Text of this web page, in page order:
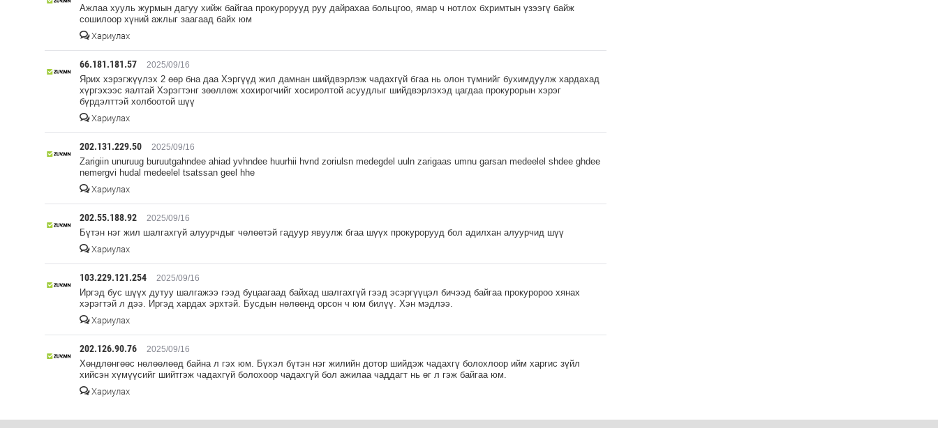
Ажлаа хууль журмын дагуу хийж байгаа прокурорууд руу дайрахаа больцгоо, ямар ч нотлох бхримтын үзээгү байж
сошилоор хүний ажлыг заагаад байх юм
Хариулах
66.181.181.57 2025/09/16
Ярих хэрэгжүүлэх 2 өөр бна даа Хэргүүд жил дамнан шийдвэрлэж чадахгүй бгаа нь олон түмнийг бухимдуулж хардахад
хүргэхээс яалтай Хэрэгтэнг зөөллөж хохирогчийг хосиролтой асуудлыг шийдвэрлэхэд цагдаа прокурорын хэрэг
бүрдэлттэй холбоотой шүү
Хариулах
202.131.229.50 2025/09/16
Zarigiin unuruug buruutgahndee ahiad yvhndee huurhii hvnd zoriulsn medegdel uuln zarigaas umnu garsan medeelel shdee ghdee
nemergvi hudal medeelel tsatssan geel hhe
Хариулах
202.55.188.92 2025/09/16
Бүтэн нэг жил шалгахгүй алуурчдыг чөлөөтэй гадуур явуулж бгаа шүүх прокурорууд бол адилхан алуурчид шүү
Хариулах
103.229.121.254 2025/09/16
Иргэд бус шүүх дутуу шалгажээ гээд буцаагаад байхад шалгахгүй гээд эсэргүүцэл бичээд байгаа прокуророо хянах
хэрэгтэй л дээ. Иргэд хардах эрхтэй. Бусдын нөлөөнд орсон ч юм билүү. Хэн мэдлээ.
Хариулах
202.126.90.76 2025/09/16
Хөндлөнгөөс нөлөөлөөд байна л гэх юм. Бүхэл бүтэн нэг жилийн дотор шийдэж чадахгү болохлоор ийм харгис зүйл
хийсэн хүмүүсийг шийтгэж чадахгүй болохоор чадахгүй бол ажилаа чаддагт нь өг л гэж байгаа юм.
Хариулах
хүлээн авч байна